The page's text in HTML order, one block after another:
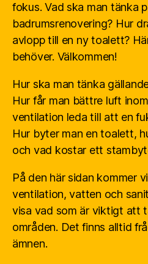
fokus. Vad ska man tänka
badrumsrenovering? Hur
avlopp till en ny toalett?
behöver. Välkommen!
Hur ska man tänka
Hur får man bättre luft
ventilation leda till att en
Hur byter man en toalett,
och vad kostar ett
På den här sidan kommer
ventilation, vatten och
visa vad som är viktigt att
områden. Det finns alltid
ämnen.